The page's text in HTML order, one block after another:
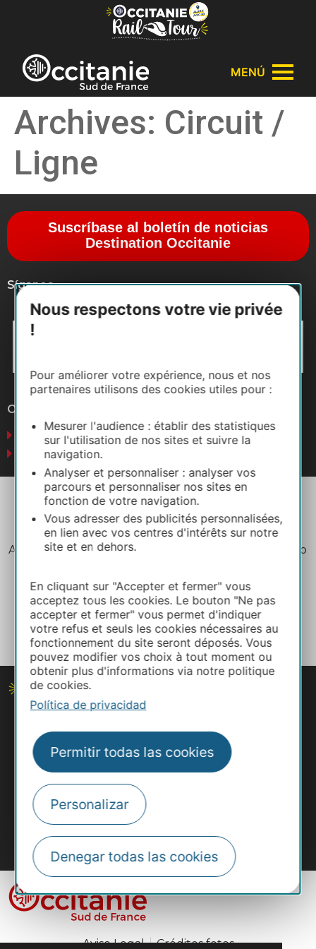
Panel de gestión de cookies
Nous respectons votre vie privée
!
Pour améliorer votre expérience, nous et nos
partenaires utilisons des cookies utiles pour :
Mesurer l'audience : établir des statistiques
sur l'utilisation de nos sites et suivre la
navigation.
Analyser et personnaliser : analyser vos
parcours et personnaliser nos sites en
fonction de votre navigation.
Vous adresser des publicités personnalisées,
en lien avec vos centres d'intérêts sur notre
site et en dehors.
En cliquant sur "Accepter et fermer" vous
acceptez tous les cookies. Le bouton "Ne pas
accepter et fermer" vous permet d'indiquer
votre refus et seuls les cookies nécessaires au
fonctionnement du site seront déposés. Vous
pouvez modifier vos choix à tout moment ou
obtenir plus d'informations via notre politique
de cookies.
Política de privacidad
Permitir todas las cookies
Personalizar
Denegar todas las cookies
MENÚ
Archives: Circuit /
Ligne
Suscríbase al boletín de noticias
Destination Occitanie
Síganos
Otros sitios web
Negocios
Prensa
Aviso legal Política de privacidad
Plano del sitio
Aviso Legal Créditos fotos